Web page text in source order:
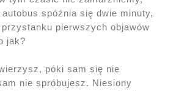
spóźnia się dwie minuty,
pierwszych objawów
jak?
póki sam się nie
nie spróbujesz. Niesiony